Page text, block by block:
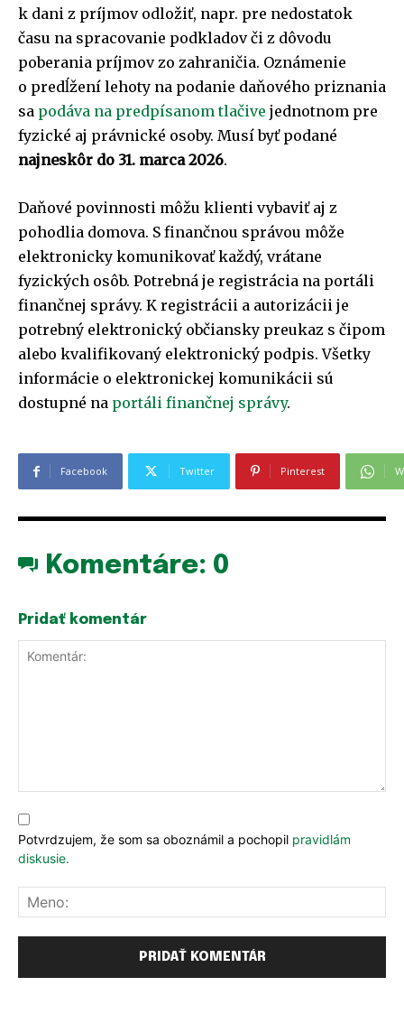
k dani z príjmov odložiť, napr. pre nedostatok
času na spracovanie podkladov či z dôvodu
poberania príjmov zo zahraničia. Oznámenie
o predĺžení lehoty na podanie daňového priznania
sa podáva na predpísanom tlačive jednotnom pre
fyzické aj právnické osoby. Musí byť podané
najneskôr do 31. marca 2026.
Daňové povinnosti môžu klienti vybaviť aj z
pohodlia domova. S finančnou správou môže
elektronicky komunikovať každý, vrátane
fyzických osôb. Potrebná je registrácia na portáli
finančnej správy. K registrácii a autorizácii je
potrebný elektronický občiansky preukaz s čipom
alebo kvalifikovaný elektronický podpis. Všetky
informácie o elektronickej komunikácii sú
dostupné na portáli finančnej správy.
Facebook Twitter Pinterest
Komentáre: 0
Pridať komentár
Potvrdzujem, že som sa oboznámil a pochopil pravidlám
diskusie.